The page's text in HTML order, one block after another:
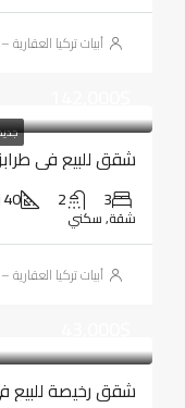
أبيات تركيا العقارية
شقق للبيع في
3
2
140
شقة, سكني
أبيات تركيا العقارية
شقق رخيصة للبيع في